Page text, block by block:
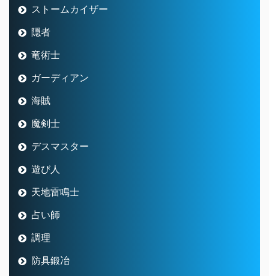
ストームカイザー
隠者
竜術士
ガーディアン
海賊
魔剣士
デスマスター
遊び人
天地雷鳴士
占い師
調理
防具鍛冶